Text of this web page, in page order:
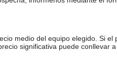
medio del equipo elegido. Si el
significativa puede conllevar